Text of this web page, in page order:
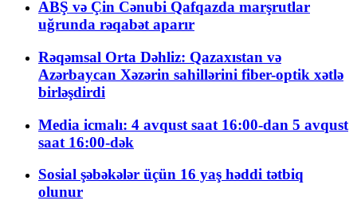
ABŞ və Çin Cənubi Qafqazda marşrutlar
uğrunda rəqabət aparır
Rəqəmsal Orta Dəhliz: Qazaxıstan və
Azərbaycan Xəzərin sahillərini fiber-optik xətlə
birləşdirdi
Media icmalı: 4 avqust saat 16:00-dan 5 avqust
saat 16:00-dək
Sosial şəbəkələr üçün 16 yaş həddi tətbiq
olunur